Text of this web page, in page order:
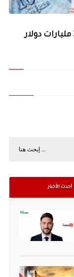
تحويلات التونسيين بالخارج ترتفع إلى 3 مليارات دولار
أحدث الأخبار